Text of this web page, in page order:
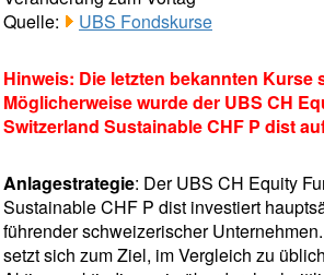
Quelle:
UBS Fondskurse
Hinweis: Die letzten bekannten Kurse
Möglicherweise wurde der UBS CH
Switzerland Sustainable CHF P dist
Anlagestrategie: Der UBS CH Equity
Sustainable CHF P dist investiert
führender schweizerischer
setzt sich zum Ziel, im Vergleich zu